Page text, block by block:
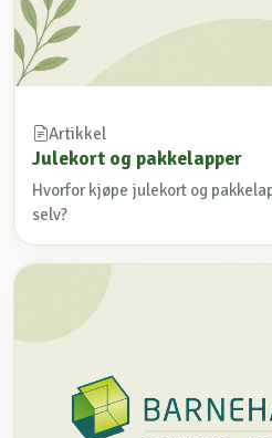
Artikkel
Julekort og pakkelapper
Hvorfor kjøpe julekort og
selv?